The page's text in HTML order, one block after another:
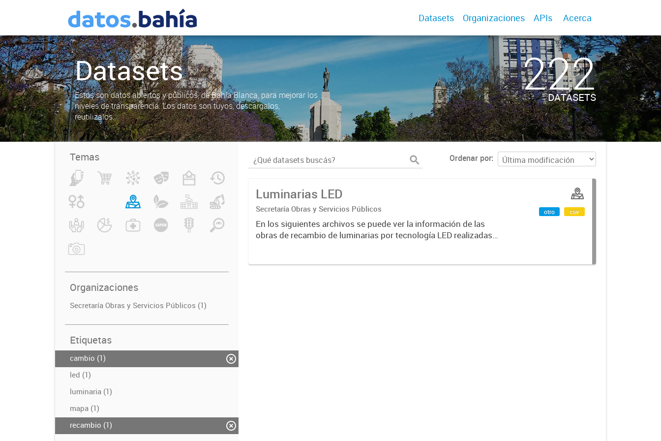
Datasets Organizaciones APIs Acerca
Datasets
Estos son datos abiertos y públicos, de Bahía Blanca, para mejorar los
niveles de transparencia. Los datos son tuyos, descargalos,
reutilizalos.
222
DATASETS
Temas
Organizaciones
Secretaría Obras y Servicios Públicos (1)
Etiquetas
cambio (1)
led (1)
luminaria (1)
mapa (1)
recambio (1)
Ordenar por
Luminarias LED
Secretaría Obras y Servicios Públicos
En los siguientes archivos se puede ver la información de las
obras de recambio de luminarias por tecnología LED realizadas
otro csv